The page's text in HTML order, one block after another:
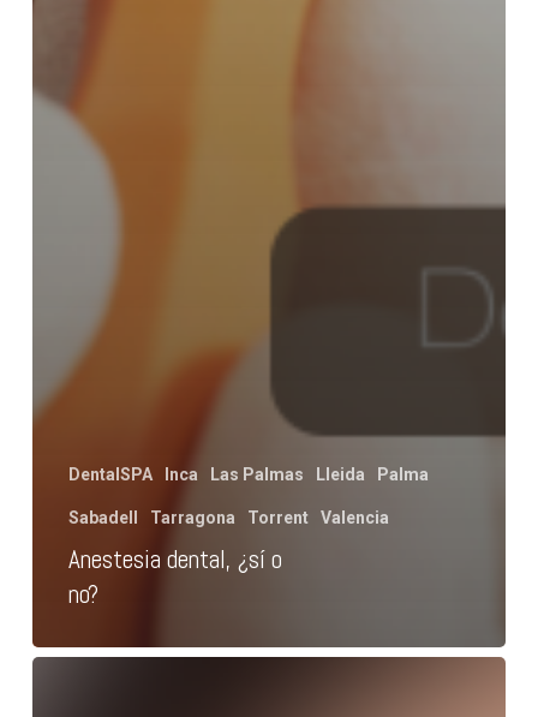
DentalSPA Inca Las Palmas Lleida Palma
Sabadell Tarragona Torrent Valencia
Anestesia dental, ¿sí o
no?